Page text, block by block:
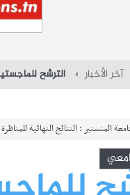
آخر الأخبار الترشح للماجستير
النقل بتونس : مناظرة خارجية لانتداب 580